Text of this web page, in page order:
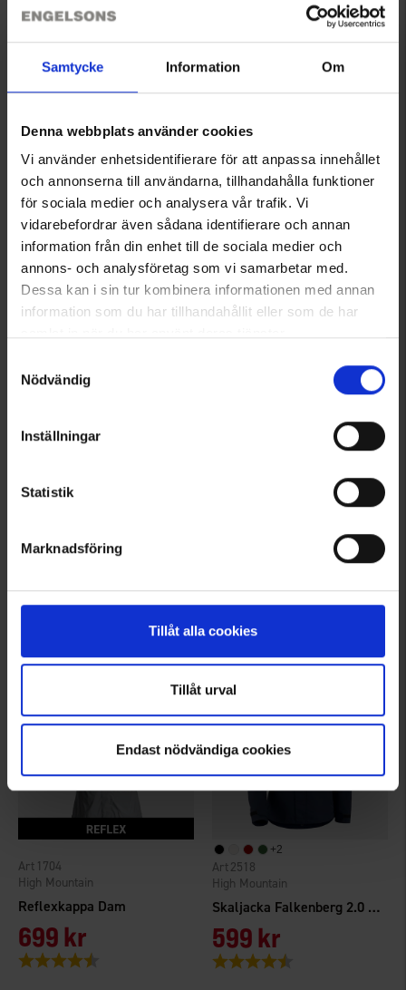
Samtycke Information Om
Denna webbplats använder cookies
Vi använder enhetsidentifierare för att anpassa innehållet
och annonserna till användarna, tillhandahålla funktioner
för sociala medier och analysera vår trafik. Vi
vidarebefordrar även sådana identifierare och annan
information från din enhet till de sociala medier och
annons- och analysföretag som vi samarbetar med.
Dessa kan i sin tur kombinera informationen med annan
information som du har tillhandahållit eller som de har
Nödvändig
Inställningar
Statistik
Marknadsföring
Tillåt alla cookies
Tillåt urval
Endast nödvändiga cookies
Collegekappa Dam
High Mountain
3552
299 kr
Betyg: 4.8 utav 5 stjärnor
+2
High Mountain
2518
599 kr
Betyg: 4.3 utav 5 stjärnor
High Mountain
599 kr
Fleecejacka Sjönevad Dam
399 kr
Reflexkappa Dam
High Mountain
1704
699 kr
Betyg:
+2
Skaljacka Falkenberg 2.0 WP Dam
High Mountain
2518
599 kr
Betyg: